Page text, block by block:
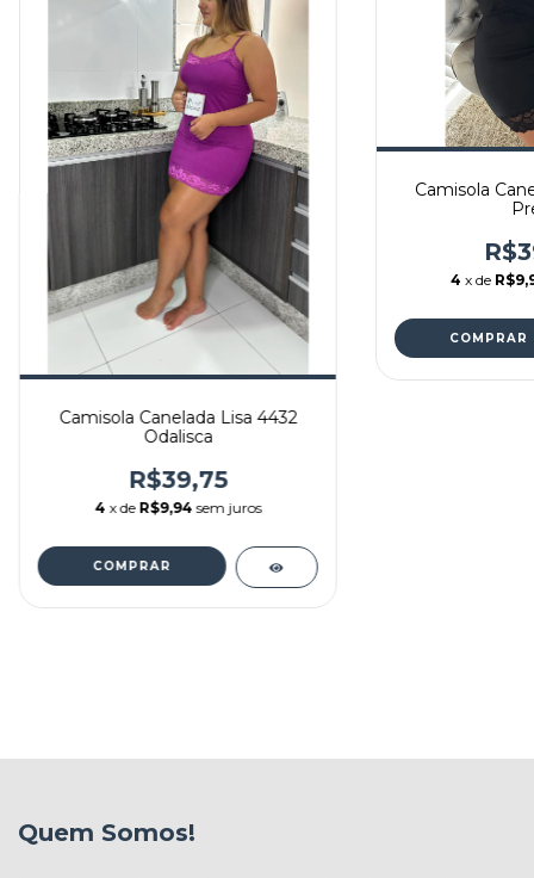
Camisola Canelada Lisa 4432
Odalisca
R$39,75
4 x de R$9,94 sem juros
COMPRAR
Camisola
4 x de
COMPRAR
Quem Somos!